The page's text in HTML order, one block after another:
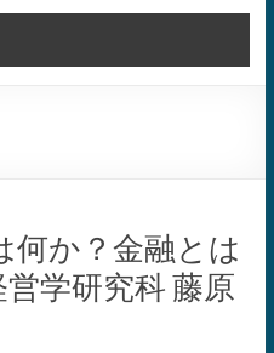
何か？金融とは
学研究科 藤原